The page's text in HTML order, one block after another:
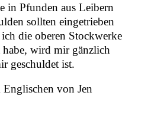
in Pfunden aus Leibern
sollten eingetrieben
die oberen Stockwerke
wird mir gänzlich
geschuldet ist.
Englischen von Jen